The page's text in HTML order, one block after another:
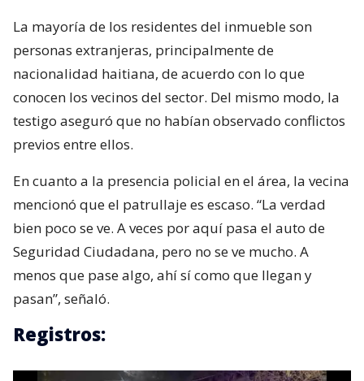
La mayoría de los residentes del inmueble son
personas extranjeras, principalmente de
nacionalidad haitiana, de acuerdo con lo que
conocen los vecinos del sector. Del mismo modo, la
testigo aseguró que no habían observado conflictos
previos entre ellos.
En cuanto a la presencia policial en el área, la vecina
mencionó que el patrullaje es escaso. “La verdad
bien poco se ve. A veces por aquí pasa el auto de
Seguridad Ciudadana, pero no se ve mucho. A
menos que pase algo, ahí sí como que llegan y
pasan”, señaló.
Registros: